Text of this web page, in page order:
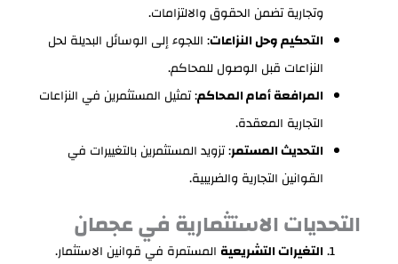
وتجارية تضمن الحقوق والالتزامات.
التحكيم وحل النزاعات: اللجوء إلى الوسائل البديلة لحل
النزاعات قبل الوصول للمحاكم.
المرافعة أمام المحاكم: تمثيل المستثمرين في النزاعات
التجارية المعقدة.
التحديث المستمر: تزويد المستثمرين بالتغييرات في
القوانين التجارية والضريبية.
التحديات الاستثمارية في عجمان
التغيرات التشريعية المستمرة في قوانين الاستثمار.